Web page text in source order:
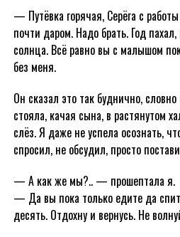
— Путёвка горячая, Серёга с
почти даром. Надо брать. Год пахал,
солнца. Всё равно вы с малышом
без меня.
Он сказал это так буднично,
стояла, качая сына, в растянутом
слёз. Я даже не успела осознать,
спросил, не обсудил, просто
— А как же мы?.. — прошептала я.
— Да вы пока только едите да
десять. Отдохну и вернусь. Не